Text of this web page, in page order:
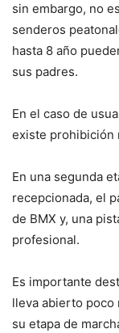
sin embargo, no
senderos
hasta 8 año
sus padres.
En el caso de
existe prohibición
En una segunda
recepcionada, el
de BMX y, una
profesional.
Es importante
lleva abierto poco
su etapa de